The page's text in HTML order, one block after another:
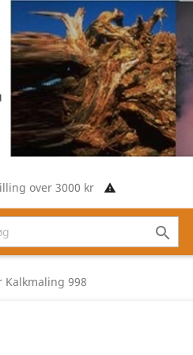
over 3000 kr report_problem

Kalkmaling 998